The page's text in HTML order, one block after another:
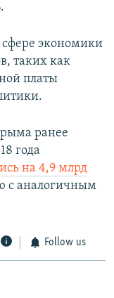
экономики
таких как
платы
ранее
года
на 4,9 млрд
с аналогичным
Follow us